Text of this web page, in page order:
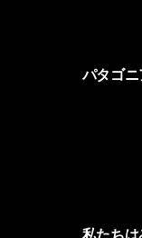
パタゴニ